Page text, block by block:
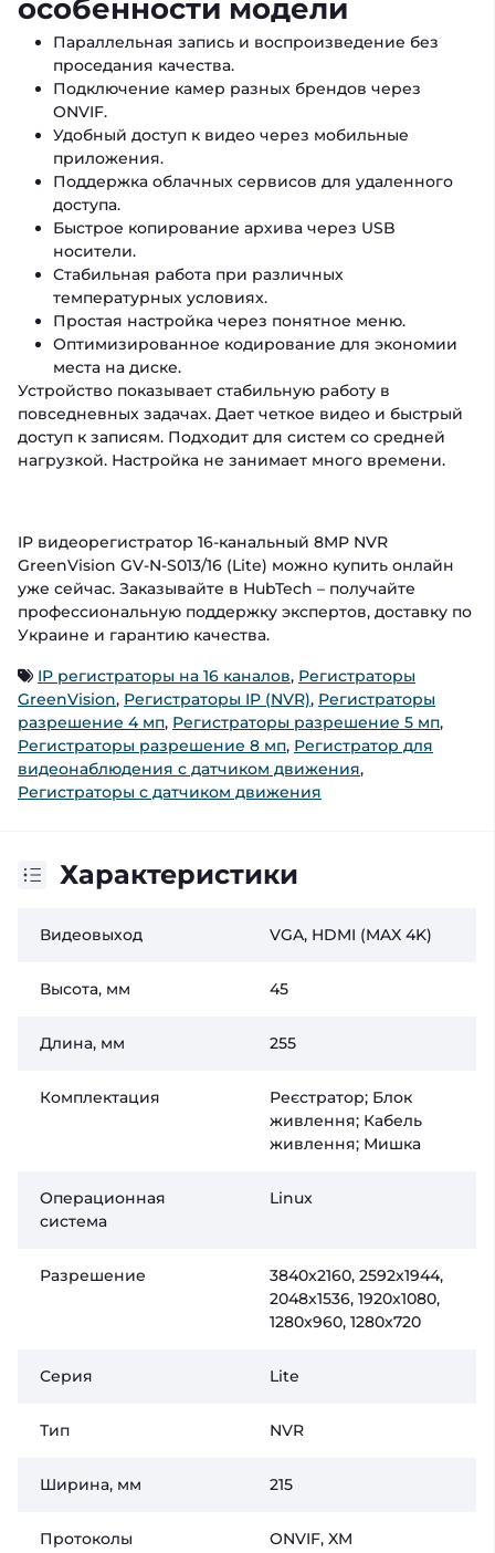
особенности модели
Параллельная запись и воспроизведение без
проседания качества.
Подключение камер разных брендов через
ONVIF.
Удобный доступ к видео через мобильные
приложения.
Поддержка облачных сервисов для удаленного
доступа.
Быстрое копирование архива через USB
носители.
Стабильная работа при различных
температурных условиях.
Простая настройка через понятное меню.
Оптимизированное кодирование для экономии
места на диске.
Устройство показывает стабильную работу в
повседневных задачах. Дает четкое видео и быстрый
доступ к записям. Подходит для систем со средней
нагрузкой. Настройка не занимает много времени.
IP видеорегистратор 16-канальный 8MP NVR
GreenVision GV-N-S013/16 (Lite) можно купить онлайн
уже сейчас. Заказывайте в HubTech – получайте
профессиональную поддержку экспертов, доставку по
Украине и гарантию качества.
IP регистраторы на 16 каналов, Регистраторы
GreenVision, Регистраторы IP (NVR), Регистраторы
разрешение 4 мп, Регистраторы разрешение 5 мп,
Регистраторы разрешение 8 мп, Регистратор для
видеонаблюдения с датчиком движения,
Регистраторы с датчиком движения
Характеристики
Видеовыход VGA, HDMI (MAX 4K)
Высота, мм 45
Длина, мм 255
Комплектация
Реєстратор; Блок
живлення; Кабель
живлення; Мишка
Операционная
система
Linux
Разрешение
3840x2160, 2592x1944,
2048x1536, 1920x1080,
1280x960, 1280x720
Серия Lite
Тип NVR
Ширина, мм 215
Протоколы ONVIF, XM